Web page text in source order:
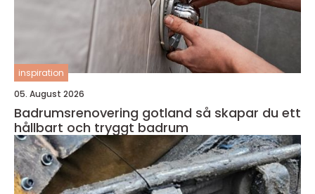
inspiration
05. August 2026
Badrumsrenovering gotland så skapar du ett
hållbart och tryggt badrum